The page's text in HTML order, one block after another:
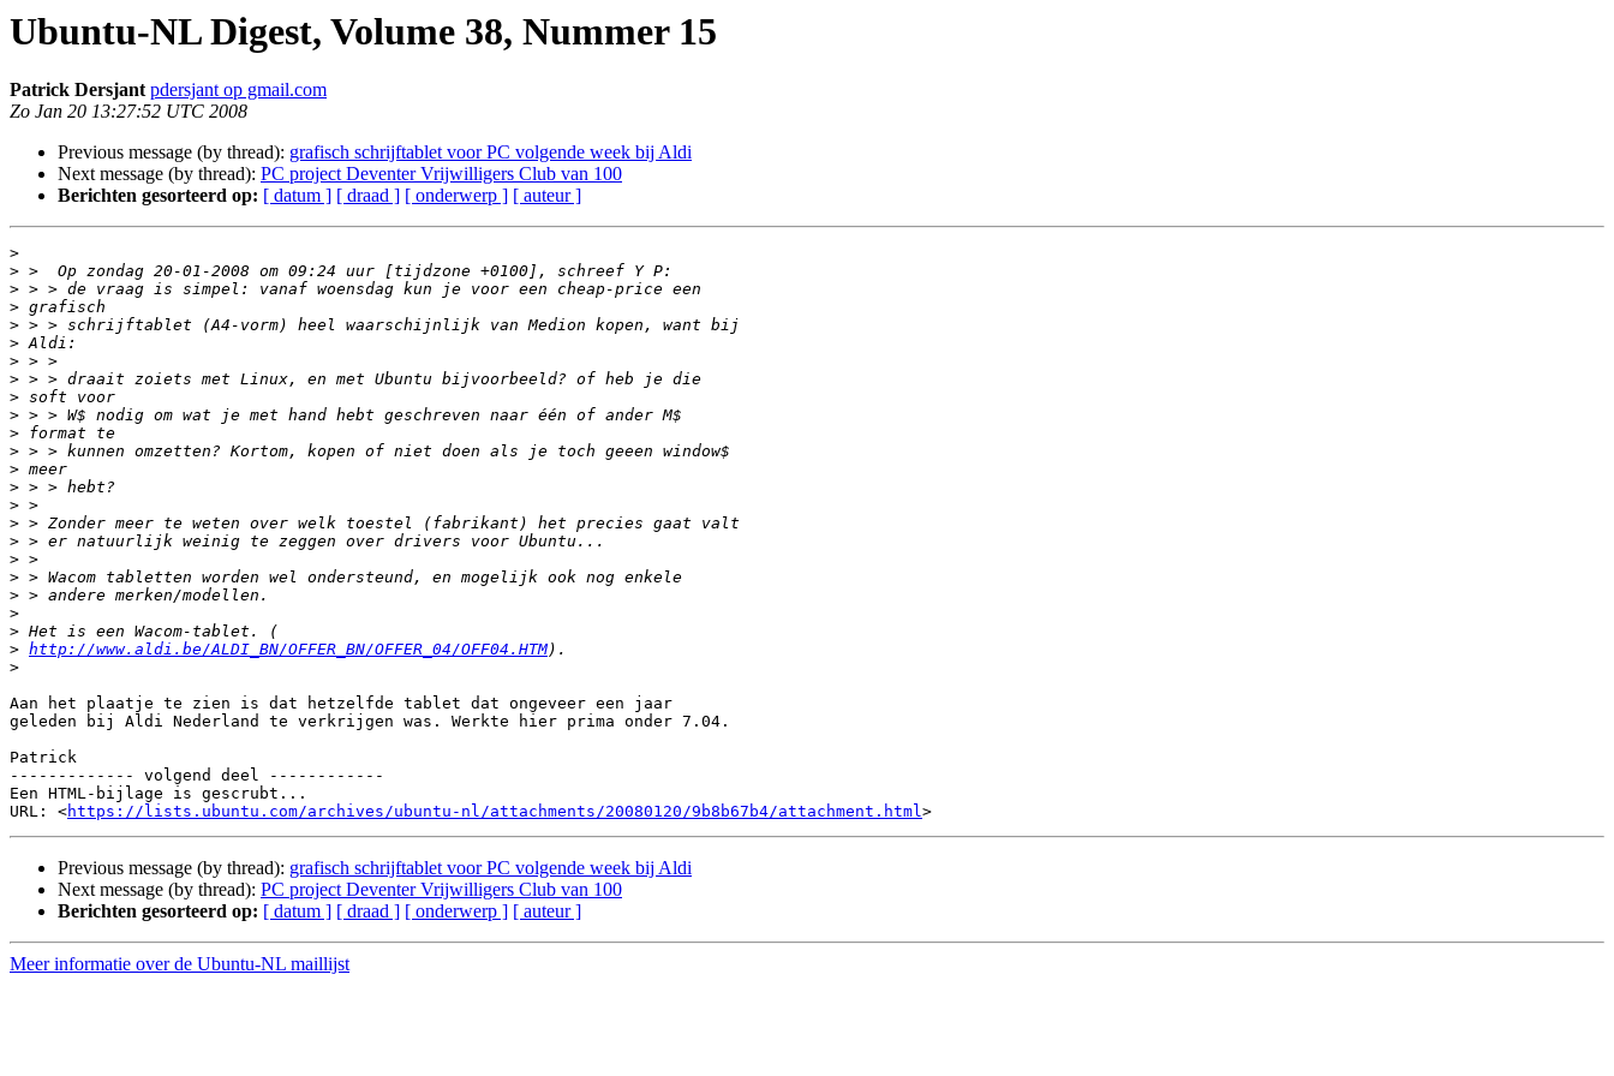
Ubuntu-NL Digest, Volume 38, Nummer 15
Patrick Dersjant pdersjant op gmail.com
Zo Jan 20 13:27:52 UTC 2008
Previous message (by thread): grafisch schrijftablet voor PC volgende week bij Aldi
Next message (by thread): PC project Deventer Vrijwilligers Club van 100
Berichten gesorteerd op: [ datum ] [ draad ] [ onderwerp ] [ auteur ]
>
>
>
>
>
>
>
>
>
>
>
>
>
>
>
>
>
>
>
>
>
>
> http://www.aldi.be/ALDI_BN/OFFER_BN/OFFER_04/OFF04.HTM
>
Aan het plaatje te zien is dat hetzelfde tablet dat ongeveer een jaar
geleden bij Aldi Nederland te verkrijgen was. Werkte hier prima onder 7.04.
Patrick
------------- volgend deel ------------
Een HTML-bijlage is gescrubt...
URL: <https://lists.ubuntu.com/archives/ubuntu-nl/attachments/20080120/9b8b67b4/attachment.html
Previous message (by thread): grafisch schrijftablet voor PC volgende week bij Aldi
Next message (by thread): PC project Deventer Vrijwilligers Club van 100
Berichten gesorteerd op: [ datum ] [ draad ] [ onderwerp ] [ auteur ]
Meer informatie over de Ubuntu-NL maillijst